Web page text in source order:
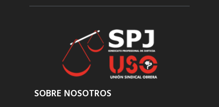
SOBRE NOSOTROS